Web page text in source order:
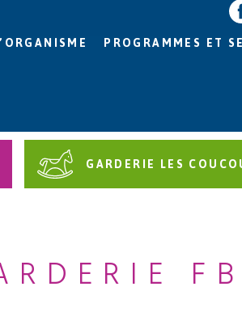
PROGRAMMES ET
GARDERIE LES